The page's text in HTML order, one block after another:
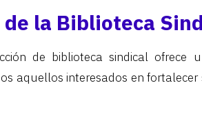
la Biblioteca
de biblioteca sindical ofrece
aquellos interesados en